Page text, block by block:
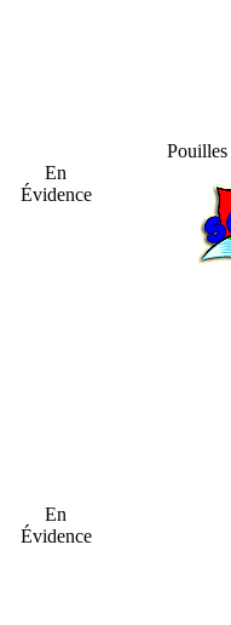
En
Évidence
En
Évidence
Pouilles